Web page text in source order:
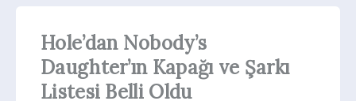
Hole’dan Nobody’s
Daughter’ın Kapağı ve Şarkı
Listesi Belli Oldu